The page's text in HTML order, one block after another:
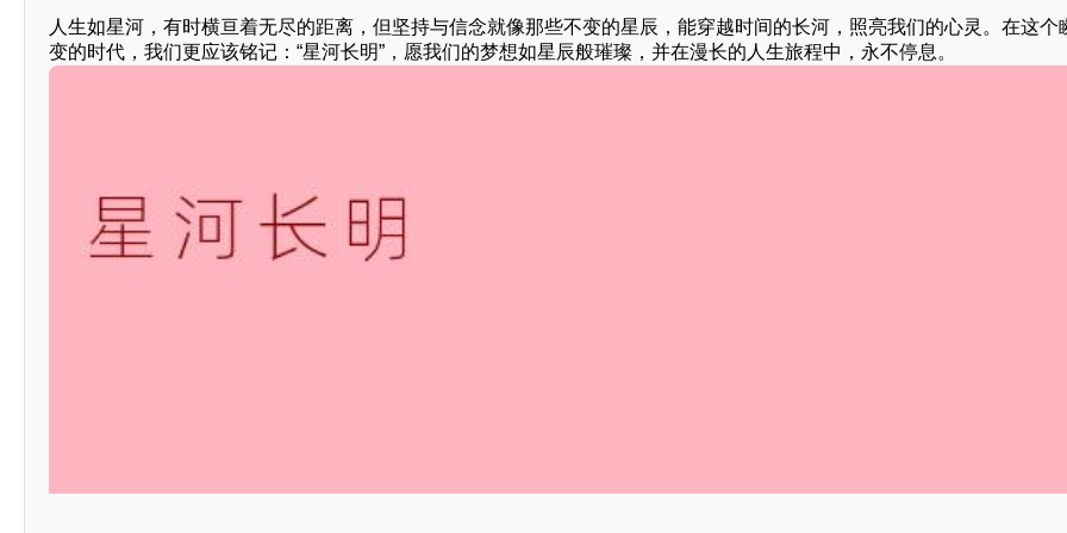
人生如星河，有时横亘着无尽的距离，但坚持与信念就像那些不变的星辰，能穿越时间的长河，照亮我们的心灵。在这个
变的时代，我们更应该铭记：“星河长明”，愿我们的梦想如星辰般璀璨，并在漫长的人生旅程中，永不停息。